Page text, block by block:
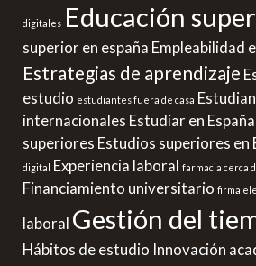
digitales Educación
superior en españa Empleabilidad
Estrategias de aprendizaje
estudio estudiantes fuera de casa
internacionales Estudiar en España
superiores Estudios superiores en
digital Experiencia laboral farmacia cerca
Financiamiento universitario firma
laboral Gestión del
Hábitos de estudio Innovación